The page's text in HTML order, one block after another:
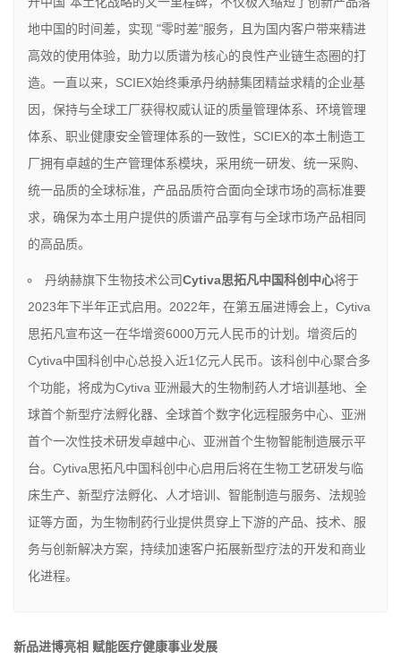
地中国的时间差，实现 "零时差"服务，且为国内客户带来精进
高效的使用体验，助力以质谱为核心的良性产业链生态圈的打
造。一直以来，SCIEX始终秉承丹纳赫集团精益求精的企业基
因，保持与全球工厂获得权威认证的质量管理体系、环境管理
体系、职业健康安全管理体系的一致性，SCIEX的本土制造工
厂拥有卓越的生产管理体系模块，采用统一研发、统一采购、
统一品质的全球标准，产品品质符合面向全球市场的高标准要
求，确保为本土用户提供的质谱产品享有与全球市场产品相同
的高品质。
丹纳赫旗下生物技术公司Cytiva思拓凡中国科创中心将于
2023年下半年正式启用。2022年，在第五届进博会上，Cytiva
思拓凡宣布这一在华增资6000万元人民币的计划。增资后的
Cytiva中国科创中心总投入近1亿元人民币。该科创中心聚合多
个功能，将成为Cytiva 亚洲最大的生物制药人才培训基地、全
球首个新型疗法孵化器、全球首个数字化远程服务中心、亚洲
首个一次性技术研发卓越中心、亚洲首个生物智能制造展示平
台。Cytiva思拓凡中国科创中心启用后将在生物工艺研发与临
床生产、新型疗法孵化、人才培训、智能制造与服务、法规验
证等方面，为生物制药行业提供贯穿上下游的产品、技术、服
务与创新解决方案，持续加速客户拓展新型疗法的开发和商业
化进程。
新品进博亮相 赋能医疗健康事业发展